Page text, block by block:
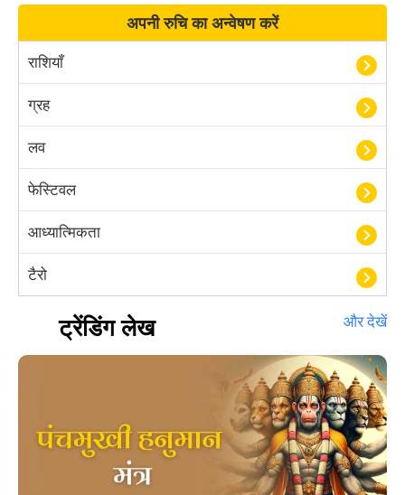
अपनी रुचि का अन्वेषण करें
राशियाँ
ग्रह
लव
फेस्टिवल
आध्यात्मिकता
टैरो
हस्तरेखा शास्त्र
बॉलीवुड
खेल
ट्रेंडिंग लेख और देखें